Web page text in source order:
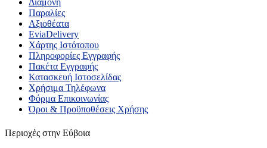
Διαμονή
Παραλίες
Αξιοθέατα
EviaDelivery
Χάρτης Ιστότοπου
Πληροφορίες Εγγραφής
Πακέτα Εγγραφής
Κατασκευή Ιστοσελίδας
Χρήσιμα Τηλέφωνα
Φόρμα Επικοινωνίας
Όροι & Προϋποθέσεις Xρήσης
Περιοχές στην Εύβοια